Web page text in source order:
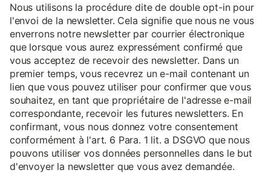
Nous utilisons la procédure dite de double opt-in pour
l'envoi de la newsletter. Cela signifie que nous ne vous
enverrons notre newsletter par courrier électronique
que lorsque vous aurez expressément confirmé que
vous acceptez de recevoir des newsletter. Dans un
premier temps, vous recevrez un e-mail contenant un
lien que vous pouvez utiliser pour confirmer que vous
souhaitez, en tant que propriétaire de l'adresse e-mail
correspondante, recevoir les futures newsletters. En
confirmant, vous nous donnez votre consentement
conformément à l'art. 6 Para. 1 lit. a DSGVO que nous
pouvons utiliser vos données personnelles dans le but
d'envoyer la newsletter que vous avez demandée.